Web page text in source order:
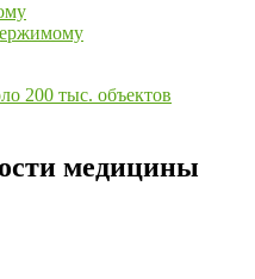
200 тыс. объектов
медицины